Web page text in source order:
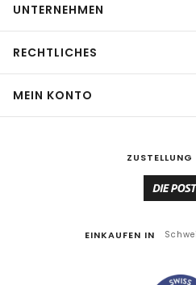
UNTERNEHMEN
RECHTLICHES
MEIN KONTO
EINKAUFEN IN